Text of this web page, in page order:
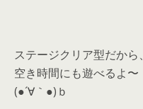
ステージクリア型だから、
空き時間にも遊べるよ〜
(●´∀｀●)ｂ